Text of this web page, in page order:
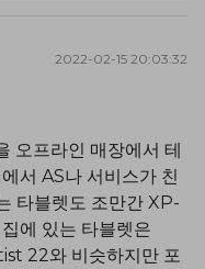
2022-02-15 20:03:32
오프라인 매장에서 테
서 AS나 서비스가 친
타블렛도 조만간 XP-
에 있는 타블렛은
22와 비슷하지만 포